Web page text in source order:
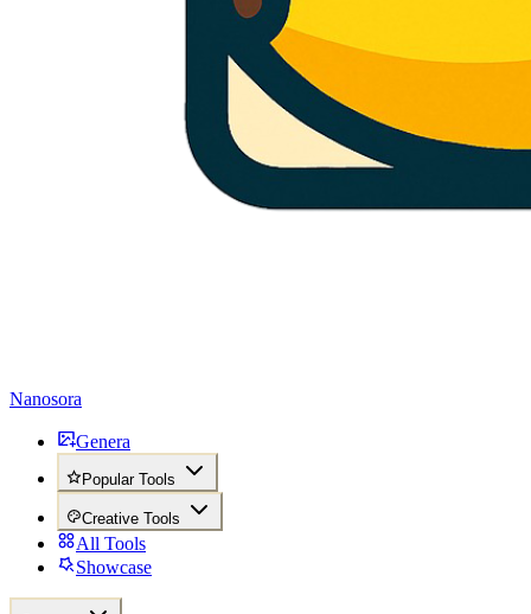
Nanosora
Genera
Popular Tools
Creative Tools
All Tools
Showcase